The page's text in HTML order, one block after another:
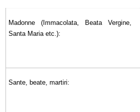
Madonne (Immacolata, Beata Vergine,
Santa Maria etc.):
Sante, beate, martiri: